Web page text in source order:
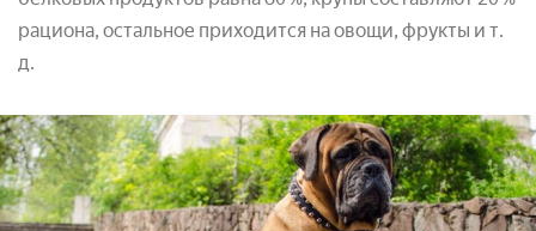
рациона, остальное приходится на овощи, фрукты и т.
д.